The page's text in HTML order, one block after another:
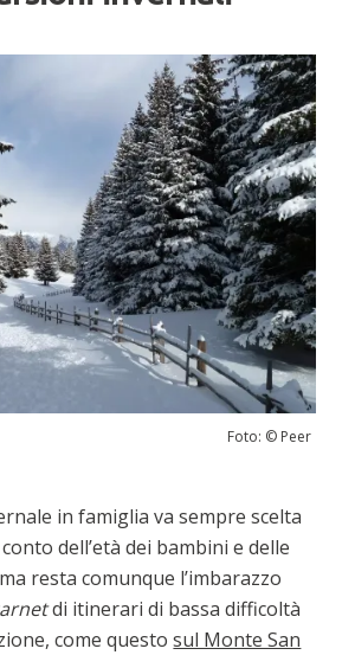
Foto: © Peer
in famiglia va sempre scelta
dell’età dei bambini e delle
resta comunque l’imbarazzo
di itinerari di bassa difficoltà
come questosul Monte San